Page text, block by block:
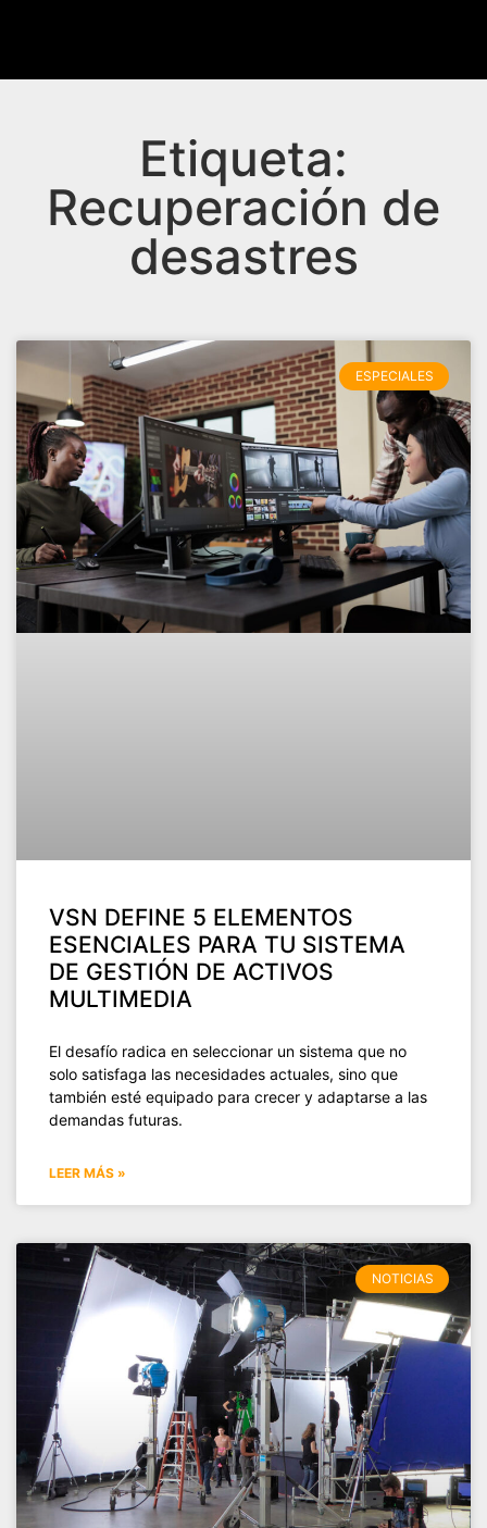
Etiqueta:
Recuperación de
desastres
ESPECIALES
VSN DEFINE 5 ELEMENTOS
ESENCIALES PARA TU SISTEMA
DE GESTIÓN DE ACTIVOS
MULTIMEDIA
El desafío radica en seleccionar un sistema que no
solo satisfaga las necesidades actuales, sino que
también esté equipado para crecer y adaptarse a las
demandas futuras.
LEER MÁS »
NOTICIAS